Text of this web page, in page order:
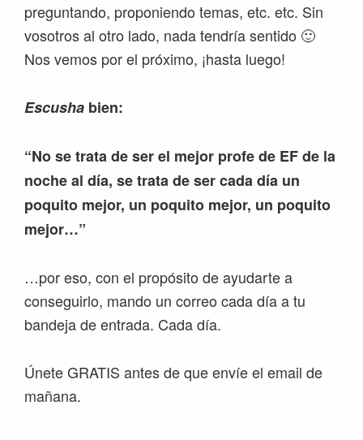
preguntando, proponiendo temas, etc. etc. Sin
vosotros al otro lado, nada tendría sentido 🙂
Nos vemos por el próximo, ¡hasta luego!
Escusha bien:
“No se trata de ser el mejor profe de EF de la
noche al día, se trata de ser cada día un
poquito mejor, un poquito mejor, un poquito
mejor…”
…por eso, con el propósito de ayudarte a
conseguirlo, mando un correo cada día a tu
bandeja de entrada. Cada día.
Únete GRATIS antes de que envíe el email de
mañana.